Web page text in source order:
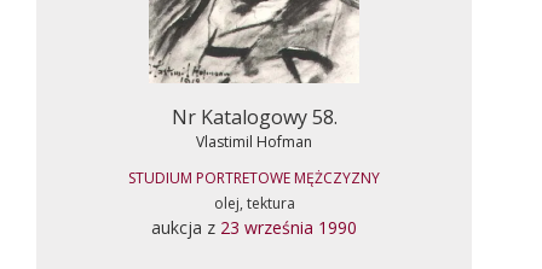
Nr Katalogowy 58.
Vlastimil Hofman
STUDIUM PORTRETOWE MĘŻCZYZNY
olej, tektura
aukcja z 23 września 1990